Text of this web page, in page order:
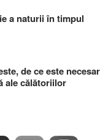
a naturii în timpul
de ce este necesar
ale călătoriilor